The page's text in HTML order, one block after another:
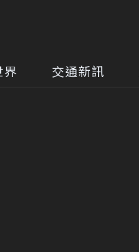
界 交通新訊